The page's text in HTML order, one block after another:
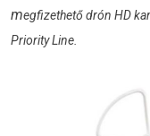
megfizethető drón HD
Priority Line.